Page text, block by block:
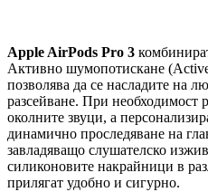
Apple AirPods Pro 3
Активно шумопотискане
позволява да се насладите на
разсейване. При необходимост
околните звуци, а
динамично проследяване на
завладяващо слушателско
силиконовите накрайници в
прилягат удобно и сигурно.